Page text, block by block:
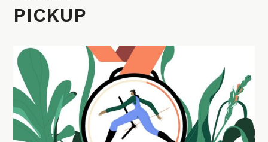
PICKUP